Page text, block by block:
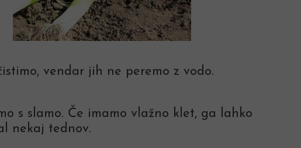
vendar jih ne peremo z vodo.
s slamo. Če imamo vlažno klet, ga lahko
nekaj tednov.